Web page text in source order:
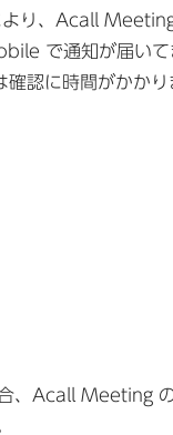
より、Acall
で通知が届いて
認に時間がかか
、Acall Meeting